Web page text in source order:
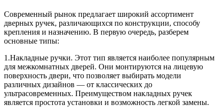
Современный рынок предлагает широкий ассортимент
дверных ручек, различающихся по конструкции, способу
крепления и назначению. В первую очередь, разберем
основные типы:
1.Накладные ручки. Этот тип является наиболее популярным
для межкомнатных дверей. Они монтируются на лицевую
поверхность двери, что позволяет выбирать модели
различных дизайнов — от классических до
ультрасовременных. Преимуществом накладных ручек
является простота установки и возможность легкой замены.